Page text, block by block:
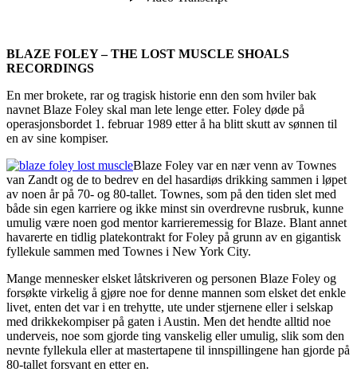
BLAZE FOLEY – THE LOST MUSCLE SHOALS
RECORDINGS
En mer brokete, rar og tragisk historie enn den som hviler bak
navnet Blaze Foley skal man lete lenge etter. Foley døde på
operasjonsbordet 1. februar 1989 etter å ha blitt skutt av sønnen til
en av sine kompiser.
Blaze Foley var en nær venn av Townes
van Zandt og de to bedrev en del hasardiøs drikking sammen i løpet
av noen år på 70- og 80-tallet. Townes, som på den tiden slet med
både sin egen karriere og ikke minst sin overdrevne rusbruk, kunne
umulig være noen god mentor karrieremessig for Blaze. Blant annet
havarerte en tidlig platekontrakt for Foley på grunn av en gigantisk
fyllekule sammen med Townes i New York City.
Mange mennesker elsket låtskriveren og personen Blaze Foley og
forsøkte virkelig å gjøre noe for denne mannen som elsket det enkle
livet, enten det var i en trehytte, ute under stjernene eller i selskap
med drikkekompiser på gaten i Austin. Men det hendte alltid noe
underveis, noe som gjorde ting vanskelig eller umulig, slik som den
nevnte fyllekula eller at mastertapene til innspillingene han gjorde på
80-tallet forsvant en etter en.